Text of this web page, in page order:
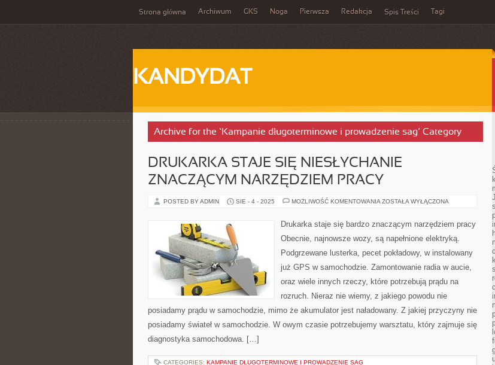
Strona główna Archiwum GKS Noga Pierwsza Redakcja Spis Treści Tagi
KANDYDAT
Archive for the ‘Kampanie długoterminowe i prowadzenie sag’ Category
DRUKARKA STAJE SIĘ NIESŁYCHANIE
ZNACZĄCYM NARZĘDZIEM PRACY
POSTED BY ADMIN SIE - 4 - 2025 MOŻLIWOŚĆ KOMENTOWANIA DRUKARKA
ZNACZĄCYM
PRACY
ZOSTAŁA WYŁĄCZONA
Drukarka staje się bardzo znaczącym narzędziem pracy
Obecnie, najnowsze wozy, są napełnione elektryką.
Podgrzewane lusterka, pecet pokładowy, w instalowany
już GPS w samochodzie. Zamontowanie radia w aucie,
oraz wiele innych rzeczy, które potrzebują prądu na
rozruch. Nieraz nie wiemy, z jakiego powodu nie
posiadamy prądu w samochodzie, mimo że akumulator jest naładowany. Z jakiej przyczyny nie
posiadamy świateł w samochodzie. W owym czasie potrzebujemy warsztatu, który zajmuje się
diagnostyka samochodowa. […]
CATEGORIES: KAMPANIE DŁUGOTERMINOWE I PROWADZENIE SAG